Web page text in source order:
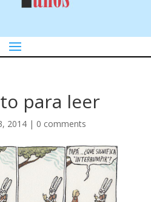
para leer
2014| 0 comments